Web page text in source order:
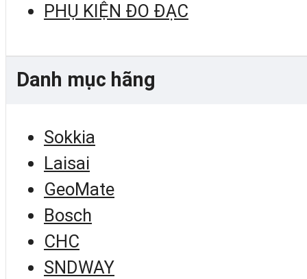
PHỤ KIỆN ĐO ĐẠC
Danh mục hãng
Sokkia
Laisai
GeoMate
Bosch
CHC
SNDWAY